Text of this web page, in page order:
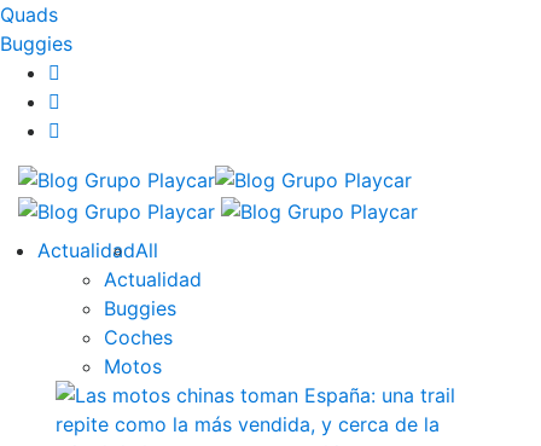
Quads
Buggies
ActualidadAll
Actualidad
Buggies
Coches
Motos